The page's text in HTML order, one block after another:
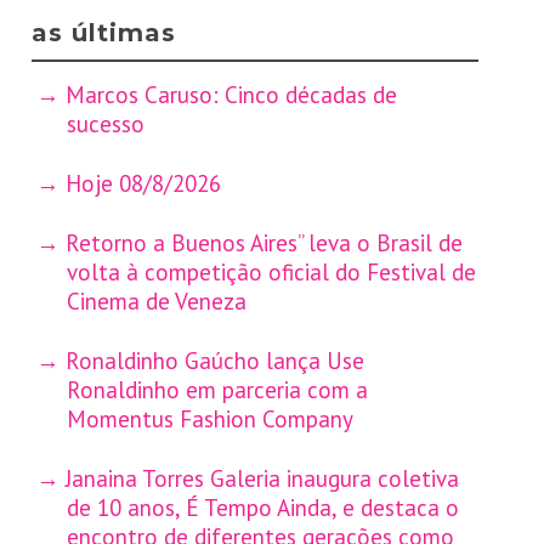
as últimas
Marcos Caruso: Cinco décadas de
sucesso
Hoje 08/8/2026
Retorno a Buenos Aires” leva o Brasil de
volta à competição oficial do Festival de
Cinema de Veneza
Ronaldinho Gaúcho lança Use
Ronaldinho em parceria com a
Momentus Fashion Company
Janaina Torres Galeria inaugura coletiva
de 10 anos, É Tempo Ainda, e destaca o
encontro de diferentes gerações como